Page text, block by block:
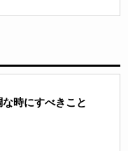
時にすべきこと